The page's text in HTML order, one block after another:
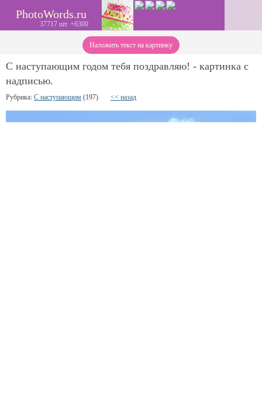
PhotoWords.ru
37717 шт. +6300
Наложить текст на картинку
С наступающим годом тебя поздравляю! - картинка с
надписью.
Рубрика: С наступающим (197) << назад